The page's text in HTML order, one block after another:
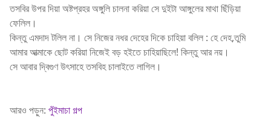
তসবির উপর দিয়া অষ্টপ্রহর অঙ্গুলি চালনা করিয়া সে দুইটা আঙ্গুলের মাথা ছিঁড়িয়া
ফেলিল।
কিন্তু এমদাদ টলিল না। সে নিজের নধর দেহের দিকে চাহিয়া বলিল : হে দেহ,তুমি
আমার আত্মাকে ছোট করিয়া নিজেই বড় হইতে চাহিয়াছিলে! কিন্তু আর নয়।
সে আবার দ্বিগুণ উৎসাহে তসবিহ চালাইতে লাগিল।
আরও পড়ুন: পুঁইমাচা গল্প